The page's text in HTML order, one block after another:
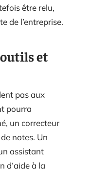
être relu,
de l’entreprise.
et
pas aux
pourra
un correcteur
notes. Un
assistant
d’aide à la